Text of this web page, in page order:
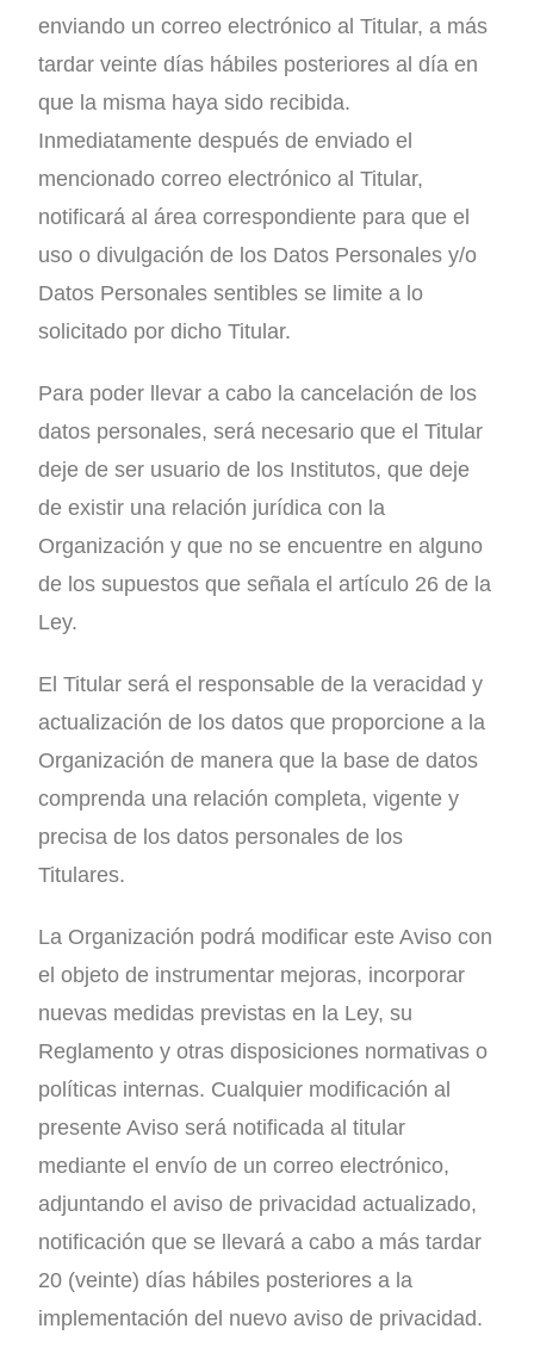
enviando un correo electrónico al Titular, a más
tardar veinte días hábiles posteriores al día en
que la misma haya sido recibida.
Inmediatamente después de enviado el
mencionado correo electrónico al Titular,
notificará al área correspondiente para que el
uso o divulgación de los Datos Personales y/o
Datos Personales sentibles se limite a lo
solicitado por dicho Titular.
Para poder llevar a cabo la cancelación de los
datos personales, será necesario que el Titular
deje de ser usuario de los Institutos, que deje
de existir una relación jurídica con la
Organización y que no se encuentre en alguno
de los supuestos que señala el artículo 26 de la
Ley.
El Titular será el responsable de la veracidad y
actualización de los datos que proporcione a la
Organización de manera que la base de datos
comprenda una relación completa, vigente y
precisa de los datos personales de los
Titulares.
La Organización podrá modificar este Aviso con
el objeto de instrumentar mejoras, incorporar
nuevas medidas previstas en la Ley, su
Reglamento y otras disposiciones normativas o
políticas internas. Cualquier modificación al
presente Aviso será notificada al titular
mediante el envío de un correo electrónico,
adjuntando el aviso de privacidad actualizado,
notificación que se llevará a cabo a más tardar
20 (veinte) días hábiles posteriores a la
implementación del nuevo aviso de privacidad.